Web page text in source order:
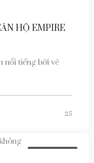
HỘ EMPIRE
nổi tiếng bởi vẻ
25